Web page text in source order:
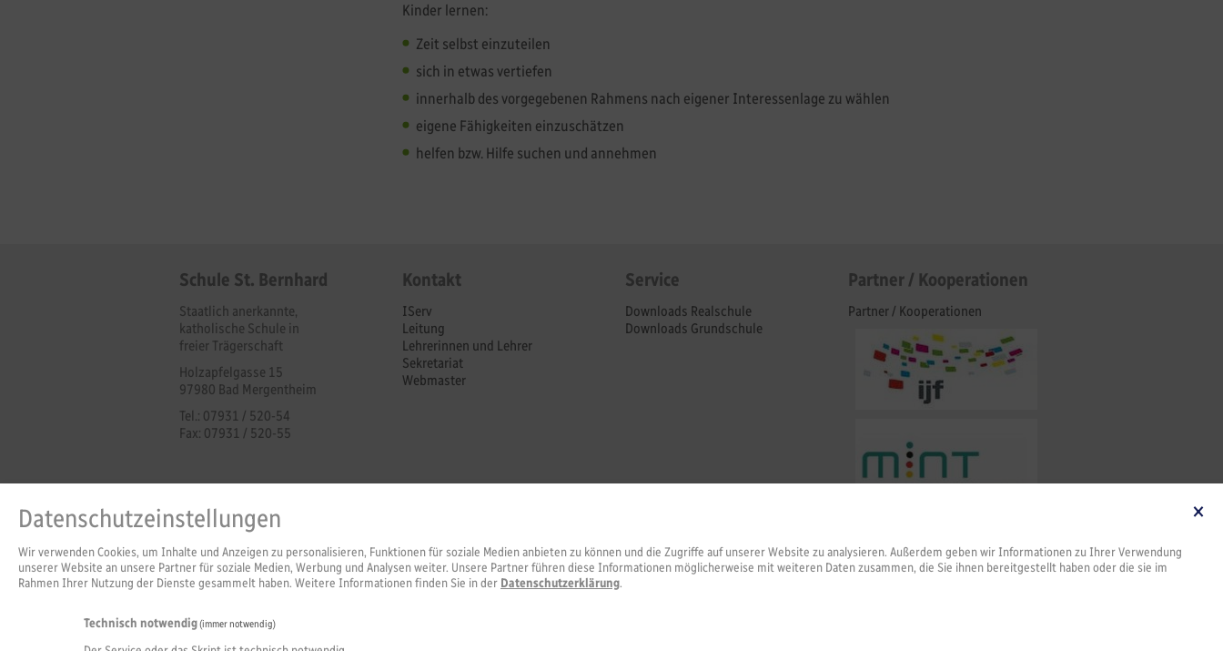
Kinder lernen:
Zeit selbst einzuteilen
sich in etwas vertiefen
innerhalb des vorgegebenen Rahmens nach eigener Interessenlage zu wählen
eigene Fähigkeiten einzuschätzen
helfen bzw. Hilfe suchen und annehmen
Schule St. Bernhard
Staatlich anerkannte,
katholische Schule in
freier Trägerschaft
Holzapfelgasse 15
97980 Bad Mergentheim
Tel.: 07931 / 520-54
Fax: 07931 / 520-55
Kontakt
IServ
Leitung
Lehrerinnen und Lehrer
Sekretariat
Webmaster
Service
Downloads Realschule
Downloads Grundschule
Partner / Kooperationen
Partner / Kooperationen
Datenschutzeinstellungen
Wir verwenden Cookies, um Inhalte und Anzeigen zu personalisieren, Funktionen für soziale Medien anbieten zu können und die Zugriffe auf unserer Website zu analysieren. Außerdem geben wir Informationen zu Ihrer Verwendung
unserer Website an unsere Partner für soziale Medien, Werbung und Analysen weiter. Unsere Partner führen diese Informationen möglicherweise mit weiteren Daten zusammen, die Sie ihnen bereitgestellt haben oder die sie im
Rahmen Ihrer Nutzung der Dienste gesammelt haben. Weitere Informationen finden Sie in der Datenschutzerklärung.
Technisch notwendig(immer notwendig)